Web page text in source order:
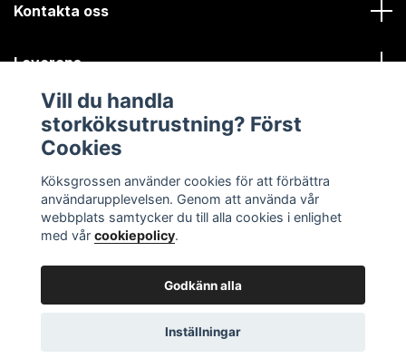
Kontakta oss
Leverans
Kundinformation
© 2026 Köksgrossen.se
Vill du handla
storköksutrustning? Först
Cookies
Köksgrossen använder cookies för att förbättra
användarupplevelsen. Genom att använda vår
webbplats samtycker du till alla cookies i enlighet
med vår cookiepolicy.
Godkänn alla
Inställningar